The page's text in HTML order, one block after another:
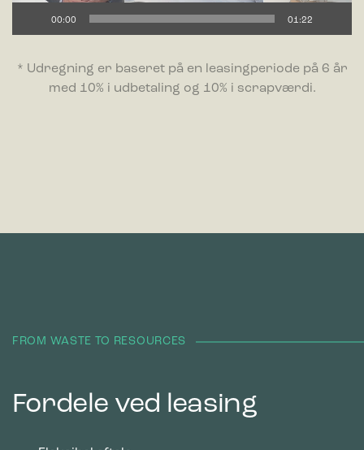
00:00 01:22
* Udregning er baseret på en leasingperiode på 6 år
med 10% i udbetaling og 10% i scrapværdi.
FROM WASTE TO RESOURCES
Fordele ved leasing